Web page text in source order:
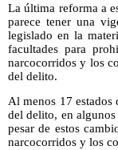
La última reforma a
parece tener una
legislado en la
facultades para
narcocorridos y los
del delito.
Al menos 17 estados
del delito, en
pesar de estos
narcocorridos y los